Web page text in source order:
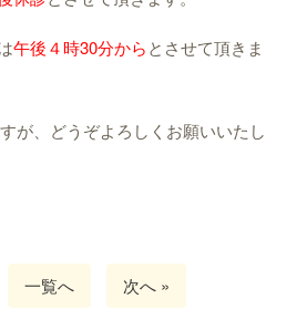
午後４時30分からとさせて頂きま
が、どうぞよろしくお願いいたし
一覧へ 次へ »